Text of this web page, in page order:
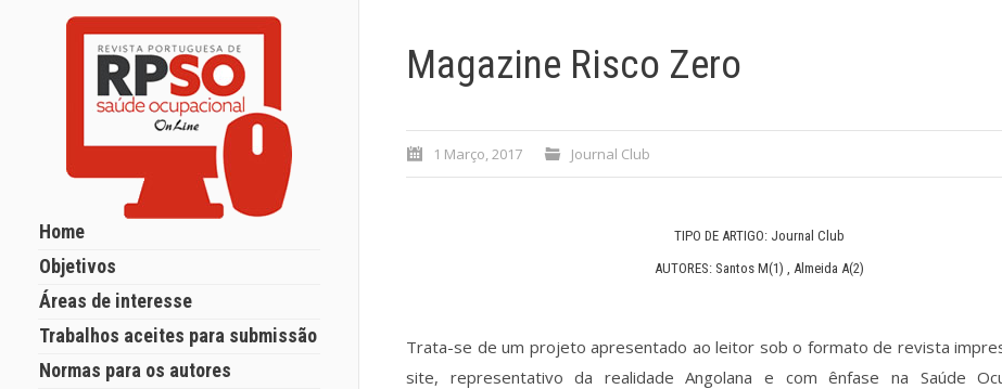
Home
Objetivos
Áreas de interesse
Trabalhos aceites para submissão
Normas para os autores
Magazine Risco Zero
1 Março, 2017 Journal Club
TIPO DE ARTIGO: Journal Club
AUTORES: Santos M(1) , Almeida A(2)
Trata-se de um projeto apresentado ao leitor sob o formato de revista
site, representativo da realidade Angolana e com ênfase na Saúde